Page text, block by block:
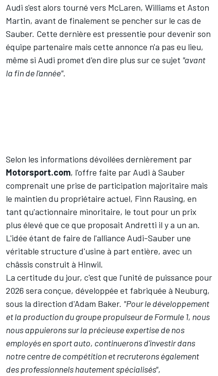
Audi s'est alors tourné vers McLaren, Williams et Aston
Martin, avant de finalement se pencher sur le cas de
Sauber. Cette dernière est pressentie pour devenir son
équipe partenaire mais cette annonce n'a pas eu lieu,
même si Audi promet d'en dire plus sur ce sujet "avant
la fin de l'année".
Selon les informations dévoilées dernièrement par
Motorsport.com, l'offre faite par Audi à Sauber
comprenait une prise de participation majoritaire mais
le maintien du propriétaire actuel, Finn Rausing, en
tant qu'actionnaire minoritaire, le tout pour un prix
plus élevé que ce que proposait Andretti il y a un an.
L'idée étant de faire de l'alliance Audi-Sauber une
véritable structure d'usine à part entière, avec un
châssis construit à Hinwil.
La certitude du jour, c'est que l'unité de puissance pour
2026 sera conçue, développée et fabriquée à Neuburg,
sous la direction d'Adam Baker. "Pour le développement
et la production du groupe propulseur de Formule 1, nous
nous appuierons sur la précieuse expertise de nos
employés en sport auto, continuerons d'investir dans
notre centre de compétition et recruterons également
des professionnels hautement spécialisés",